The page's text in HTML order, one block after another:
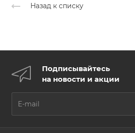
Назад к списку
Подписывайтесь
на новости и акции